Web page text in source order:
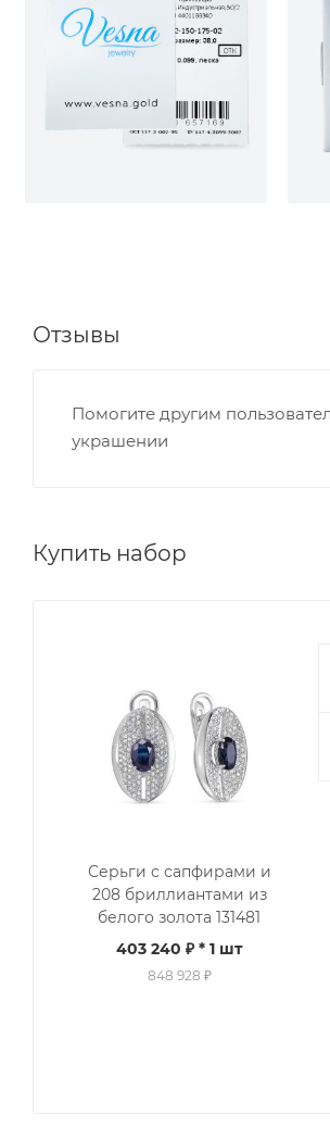
Отзывы
Помогите другим
украшении
Купить набор
Серьги с сапфирами и
208 бриллиантами из
белого золота 131481
403 240 ₽ * 1 шт
848 928 ₽